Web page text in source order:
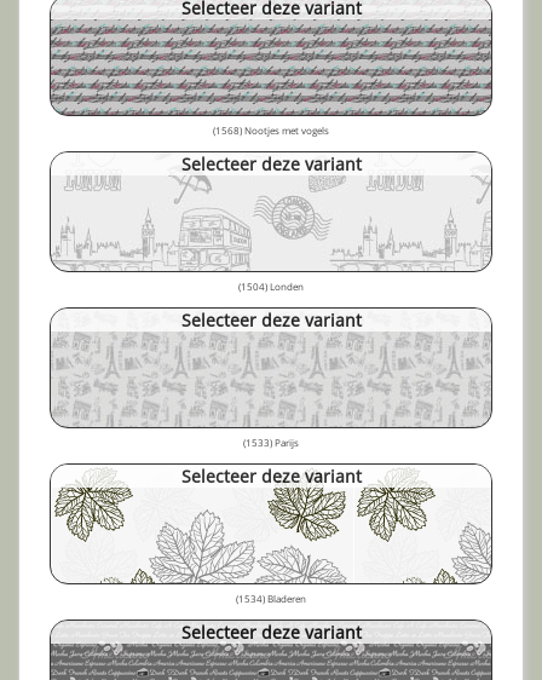
Selecteer deze variant
(1568) Nootjes met vogels
Selecteer deze variant
(1504) Londen
Selecteer deze variant
(1533) Parijs
Selecteer deze variant
(1534) Bladeren
Selecteer deze variant